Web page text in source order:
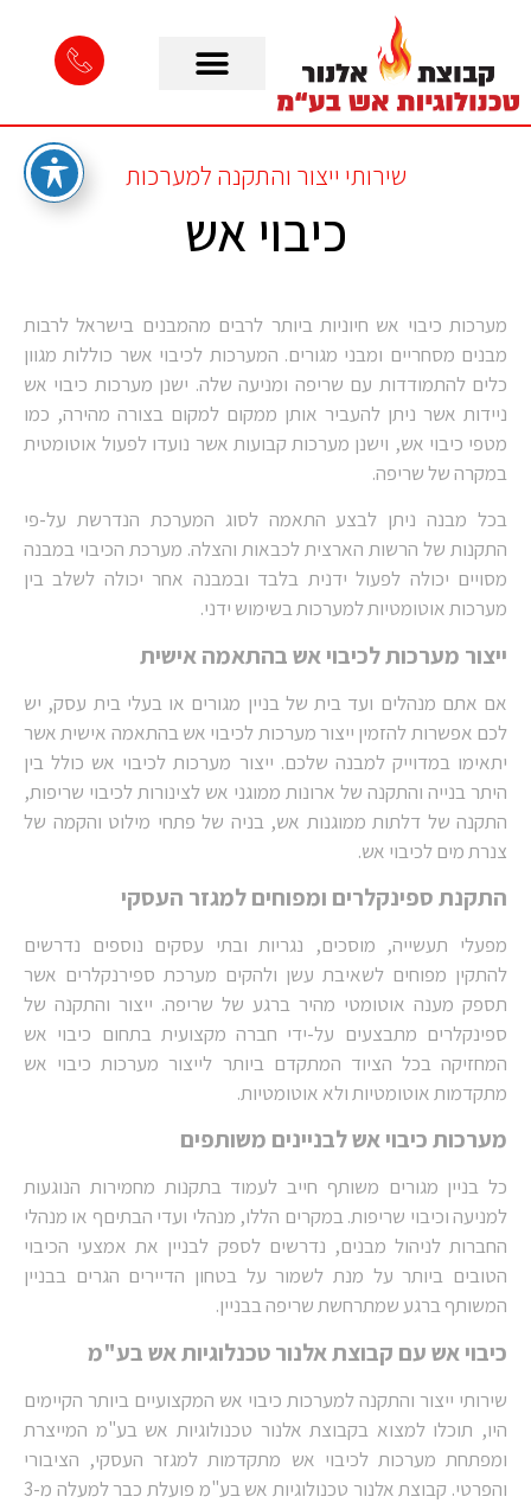
שירותי ייצור והתקנה למערכות
כיבוי אש
מערכות כיבוי אש חיוניות ביותר לרבים מהמבנים בישראל לרבות
מבנים מסחריים ומבני מגורים. המערכות לכיבוי אשר כוללות מגוון
כלים להתמודדות עם שריפה ומניעה שלה. ישנן מערכות כיבוי אש
ניידות אשר ניתן להעביר אותן ממקום למקום בצורה מהירה, כמו
מטפי כיבוי אש, וישנן מערכות קבועות אשר נועדו לפעול אוטומטית
במקרה של שריפה.
בכל מבנה ניתן לבצע התאמה לסוג המערכת הנדרשת על-פי
התקנות של הרשות הארצית לכבאות והצלה. מערכת הכיבוי במבנה
מסויים יכולה לפעול ידנית בלבד ובמבנה אחר יכולה לשלב בין
מערכות אוטומטיות למערכות בשימוש ידני.
ייצור מערכות לכיבוי אש בהתאמה אישית
אם אתם מנהלים ועד בית של בניין מגורים או בעלי בית עסק, יש
לכם אפשרות להזמין ייצור מערכות לכיבוי אש בהתאמה אישית אשר
יתאימו במדוייק למבנה שלכם. ייצור מערכות לכיבוי אש כולל בין
היתר בנייה והתקנה של ארונות ממוגני אש לצינורות לכיבוי שריפות,
התקנה של דלתות ממוגנות אש, בניה של פתחי מילוט והקמה של
צנרת מים לכיבוי אש.
התקנת ספינקלרים ומפוחים למגזר העסקי
מפעלי תעשייה, מוסכים, נגריות ובתי עסקים נוספים נדרשים
להתקין מפוחים לשאיבת עשן ולהקים מערכת ספירנקלרים אשר
תספק מענה אוטומטי מהיר ברגע של שריפה. ייצור והתקנה של
ספינקלרים מתבצעים על-ידי חברה מקצועית בתחום כיבוי אש
המחזיקה בכל הציוד המתקדם ביותר לייצור מערכות כיבוי אש
מתקדמות אוטומטיות ולא אוטומטיות.
מערכות כיבוי אש לבניינים משותפים
כל בניין מגורים משותף חייב לעמוד בתקנות מחמירות הנוגעות
למניעה וכיבוי שריפות. במקרים הללו, מנהלי ועדי הבתיםף או מנהלי
החברות לניהול מבנים, נדרשים לספק לבניין את אמצעי הכיבוי
הטובים ביותר על מנת לשמור על בטחון הדיירים הגרים בבניין
המשותף ברגע שמתרחשת שריפה בבניין.
כיבוי אש עם קבוצת אלנור טכנלוגיות אש בע"מ
שירותי ייצור והתקנה למערכות כיבוי אש המקצועיים ביותר הקיימים
היו, תוכלו למצוא בקבוצת אלנור טכנולוגיות אש בע"מ המייצרת
ומפתחת מערכות לכיבוי אש מתקדמות למגזר העסקי, הציבורי
והפרטי. קבוצת אלנור טכנולוגיות אש בע"מ פועלת כבר למעלה מ-3